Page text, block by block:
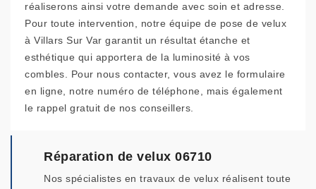
réaliserons ainsi votre demande avec soin et adresse.
Pour toute intervention, notre équipe de pose de velux
à Villars Sur Var garantit un résultat étanche et
esthétique qui apportera de la luminosité à vos
combles. Pour nous contacter, vous avez le formulaire
en ligne, notre numéro de téléphone, mais également
le rappel gratuit de nos conseillers.
Réparation de velux 06710
Nos spécialistes en travaux de velux réalisent toute